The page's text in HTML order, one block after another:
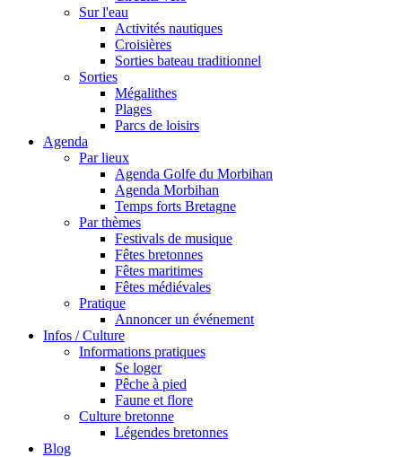
Sur l'eau
Activités nautiques
Croisières
Sorties bateau traditionnel
Sorties
Mégalithes
Plages
Parcs de loisirs
Agenda
Par lieux
Agenda Golfe du Morbihan
Agenda Morbihan
Temps forts Bretagne
Par thèmes
Festivals de musique
Fêtes bretonnes
Fêtes maritimes
Fêtes médiévales
Pratique
Annoncer un événement
Infos / Culture
Informations pratiques
Se loger
Pêche à pied
Faune et flore
Culture bretonne
Légendes bretonnes
Blog